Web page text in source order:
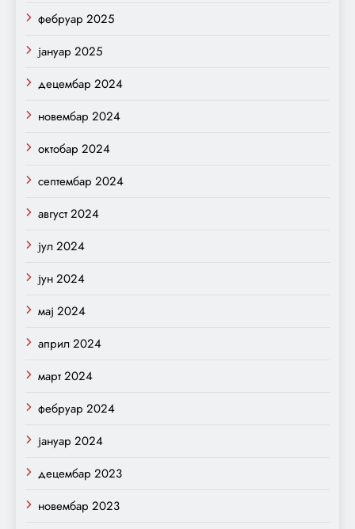
фебруар 2025
јануар 2025
децембар 2024
новембар 2024
октобар 2024
септембар 2024
август 2024
јул 2024
јун 2024
мај 2024
април 2024
март 2024
фебруар 2024
јануар 2024
децембар 2023
новембар 2023